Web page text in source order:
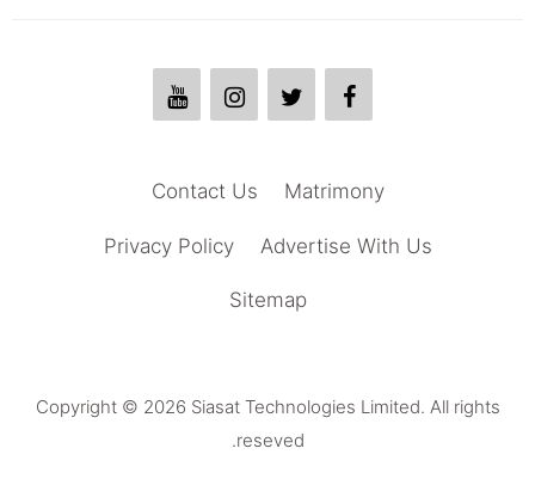
Matrimony
Contact Us
Advertise With Us
Privacy Policy
Sitemap
Copyright © 2026 Siasat Technologies Limited. All rights
reseved.